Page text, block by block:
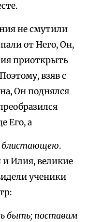
не смутили
от Него, Он,
приоткрыть
взяв с
Он поднялся
Его, а
блистающею.
Илия, великие
ученики
быть; поставим